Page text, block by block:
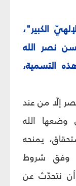
الإلهيّ الكبير"،
نصر الله
التسمية،
إلّا من عند
وضعها الله
يمنحه
وفق شروط
أن نتحدّث عن